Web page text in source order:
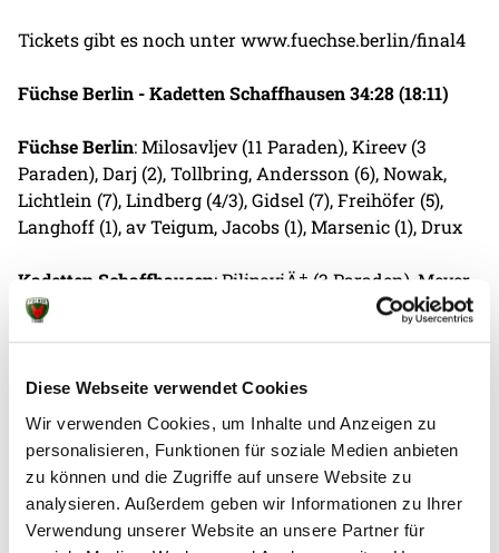
Diese Webseite verwendet Cookies
Wir verwenden Cookies, um Inhalte und Anzeigen zu
personalisieren, Funktionen für soziale Medien anbieten
zu können und die Zugriffe auf unsere Website zu
analysieren. Außerdem geben wir Informationen zu Ihrer
Verwendung unserer Website an unsere Partner für
Tickets gibt es noch unterwww.fuechse.berlin/final4
Füchse Berlin - Kadetten Schaffhausen 34:28 (18:11)
Füchse Berlin: Milosavljev (11 Paraden), Kireev (3
Paraden), Darj (2), Tollbring, Andersson (6), Nowak,
Lichtlein (7), Lindberg (4/3), Gidsel (7), Freihöfer (5),
Langhoff (1), av Teigum, Jacobs (1), Marsenic (1), Drux
Kadetten Schaffhausen: PilipoviÄ‡ (3 Paraden), Meyer
(6 Paraden), Prince, M. Ben Romdhane (4), Matzken,
MartinoviÄ‡ (4), Herburger (2)
Trainer Jaron Siewert : „Den Grundstein für den Sieg
heute haben wir in der ersten Halbzeit gelegt.
Besonders in den ersten 15-20 Minuten standen wir
super in der Abwehr, haben viel Tempo gemacht und
einen komfortablen Vorsprung herausgeholt. In der